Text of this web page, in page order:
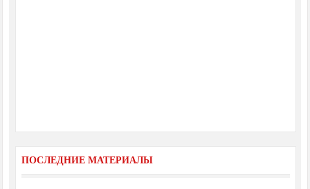
ПОСЛЕДНИЕ МАТЕРИАЛЫ